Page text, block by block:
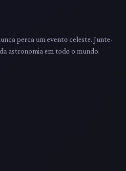
perca um evento celeste. Junte-
astronomia em todo o mundo.